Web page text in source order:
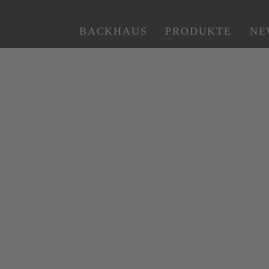
BACKHAUS PRODUKTE